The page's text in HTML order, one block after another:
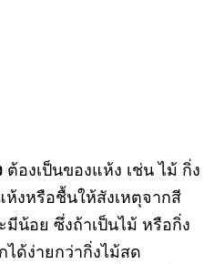
ต้องเป็นของแห้ง เช่น ไม้ กิ่ง
ห้งหรือชื้นให้สังเหตุจากสี
มีน้อย ซึ่งถ้าเป็นไม้ หรือกิ่ง
ด้ง่ายกว่ากิ่งไม้สด